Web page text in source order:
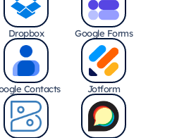
Dropbox Google Forms
Contacts Jotform